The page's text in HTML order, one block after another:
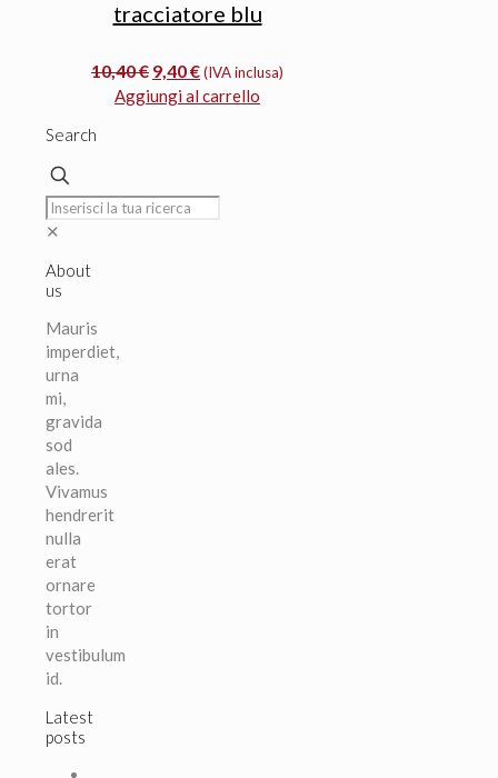
tracciatore blu
10,40€ Il
prezzo
9,40€Il
prezzo
(IVA inclusa)
Aggiungi al carrello
Search
✕
About
us
Mauris
imperdiet,
urna
mi,
gravida
sod
ales.
Vivamus
hendrerit
nulla
erat
ornare
tortor
in
vestibulum
id.
Latest
posts